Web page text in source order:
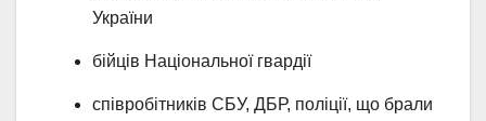
України
бійців Національної гвардії
співробітників СБУ, ДБР, поліції, що брали